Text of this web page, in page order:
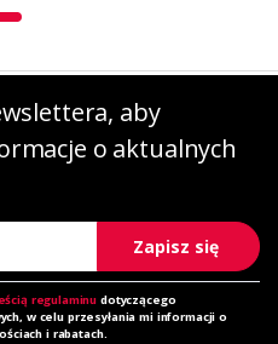
aby
o aktualnych
Zapisz się
regulaminu dotyczącego
w celu przesyłania mi informacji o
i rabatach.